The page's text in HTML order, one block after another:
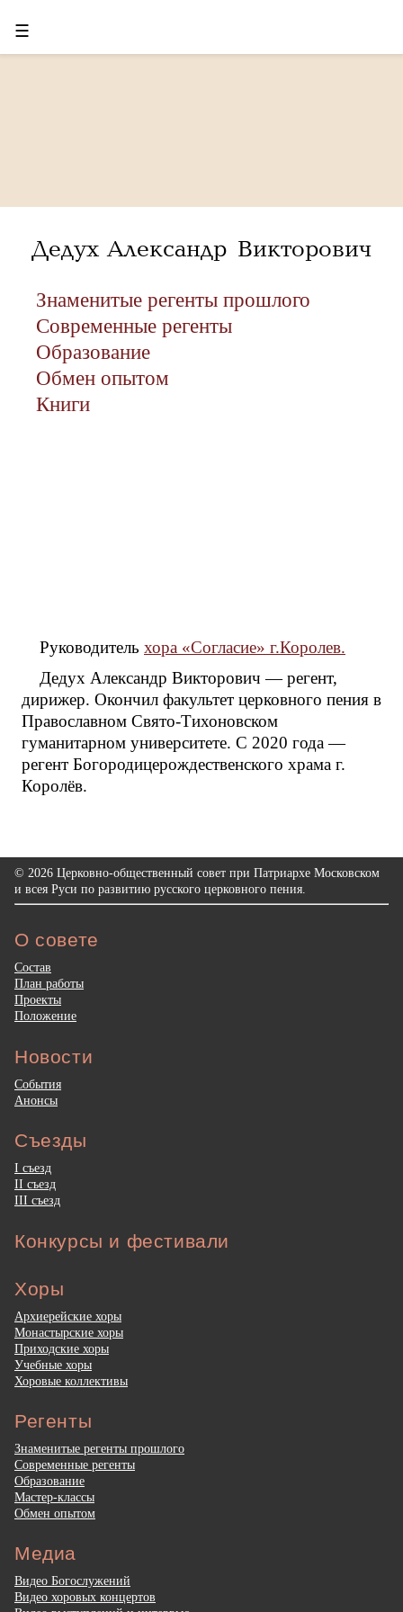
☰
Дедух Александр Викторович
Знаменитые регенты прошлого
Современные регенты
Образование
Обмен опытом
Книги
Руководитель хора «Согласие» г.Королев.
Дедух Александр Викторович — регент,
дирижер. Окончил факультет церковного пения в
Православном Свято-Тихоновском
гуманитарном университете. С 2020 года —
регент Богородицерождественского храма г.
Королёв.
© 2026 Церковно-общественный совет при Патриархе Московском
и всея Руси по развитию русского церковного пения.
О совете
Состав
План работы
Проекты
Положение
Новости
События
Анонсы
Съезды
I съезд
II съезд
III съезд
Конкурсы и фестивали
Хоры
Архиерейские хоры
Монастырские хоры
Приходские хоры
Учебные хоры
Хоровые коллективы
Регенты
Знаменитые регенты прошлого
Современные регенты
Образование
Мастер-классы
Обмен опытом
Медиа
Видео Богослужений
Видео хоровых концертов